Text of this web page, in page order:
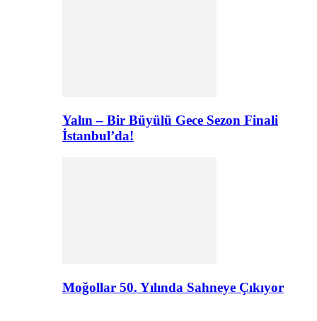
Yalın – Bir Büyülü Gece Sezon Finali
İstanbul’da!
Moğollar 50. Yılında Sahneye Çıkıyor